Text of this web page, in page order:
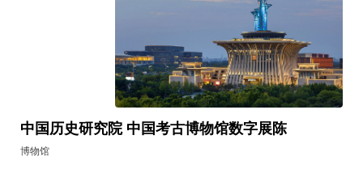
中国历史研究院 中国考古博物馆数字展陈
博物馆